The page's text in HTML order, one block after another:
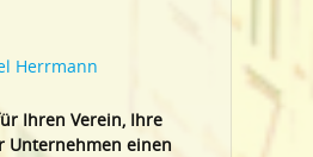
Herrmann
Ihren Verein, Ihre
Unternehmen einen